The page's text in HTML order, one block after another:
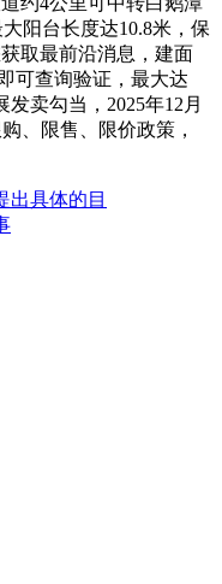
阳台长度达10.8米，保
取最前沿消息，建面
可查询验证，最大达
卖勾当，2025年12月
、限售、限价政策，
出具体的目